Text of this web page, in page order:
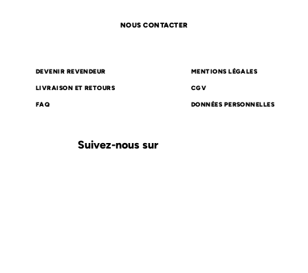
NOUS CONTACTER
DEVENIR REVENDEUR
LIVRAISON ET RETOURS
FAQ
MENTIONS LÉGALES
CGV
DONNÉES PERSONNELLES
Suivez-nous sur